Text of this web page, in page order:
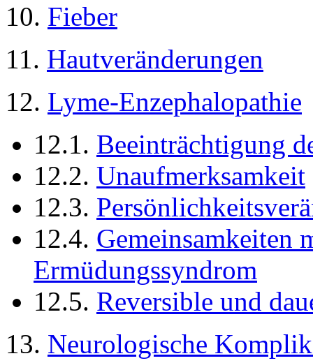
10. Fieber
11. Hautveränderungen
12. Lyme-Enzephalopathie
12.1. Beeinträchtigung
12.2. Unaufmerksamkeit
12.3.
12.4. Gemeinsamkeiten
Ermüdungssyndrom
12.5. Reversible und
13. Neurologische